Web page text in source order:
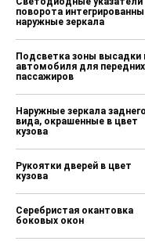
Боковые
Два
второго
поворота
наружные зеркала
Подсветка зоны высадки
автомобиля для передних
пассажиров
Наружные зеркала заднего
вида, окрашенные в цвет
кузова
Рукоятки дверей в цвет
кузова
Серебристая окантовка
боковых окон